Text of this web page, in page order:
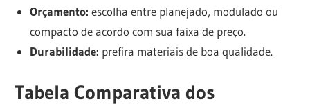
Orçamento: escolha entre planejado, modulado ou
compacto de acordo com sua faixa de preço.
Durabilidade: prefira materiais de boa qualidade.
Tabela Comparativa dos